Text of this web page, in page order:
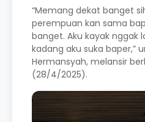
“Memang dekat banget
perempuan kan sama
banget. Aku kayak nggak
kadang aku suka baper,”
Hermansyah, melansir
(28/4/2025).